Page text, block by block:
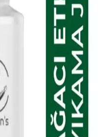
Karşıtı
ve Kullanım
Karşıtı Gündüz Bakım
nemlendirir, yaşlanma
hassas ciltler için uygun
El Yapımı Adaçayı
İçin Uygun Bir